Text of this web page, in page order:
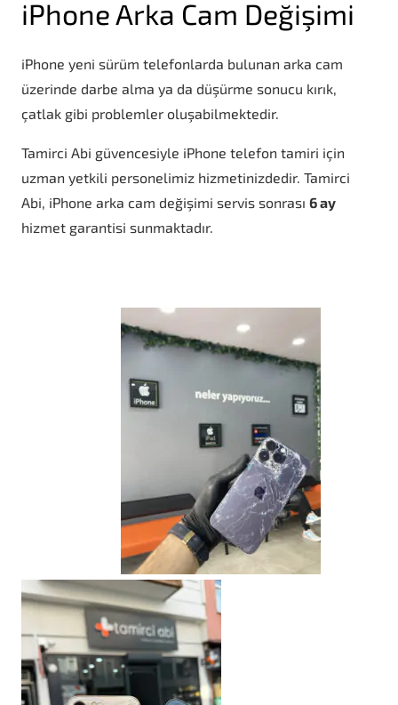
iPhone Arka Cam Değişimi
iPhone yeni sürüm telefonlarda bulunan arka cam
üzerinde darbe alma ya da düşürme sonucu kırık,
çatlak gibi problemler oluşabilmektedir.
Tamirci Abi güvencesiyle iPhone telefon tamiri için
uzman yetkili personelimiz hizmetinizdedir. Tamirci
Abi, iPhone arka cam değişimi servis sonrası 6 ay
hizmet garantisi sunmaktadır.